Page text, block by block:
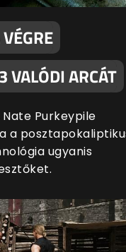
VALÓDI ARCÁT
Purkeypile
a
ugyanis